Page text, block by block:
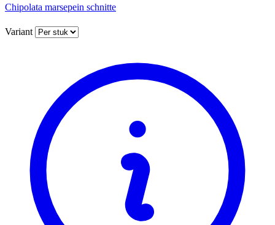
Chipolata marsepein schnitte
Variant